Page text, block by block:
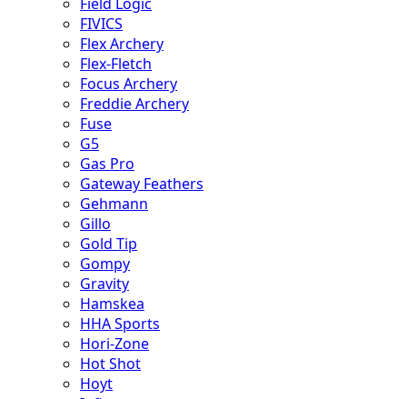
FIVICS
Flex Archery
Flex-Fletch
Focus Archery
Freddie Archery
Fuse
G5
Gas Pro
Gateway Feathers
Gehmann
Gillo
Gold Tip
Gompy
Gravity
Hamskea
HHA Sports
Hori-Zone
Hot Shot
Hoyt